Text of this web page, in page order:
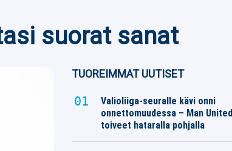
suorat sanat
TUOREIMMAT UUTISET
Valioliiga-seuralle kävi onni
onnettomuudessa – Man
toiveet hataralla pohjalla